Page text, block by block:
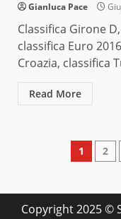
Gianluca Pace
Classifica Girone
classifica Euro
Croazia, classifica
Read More
1 2
Copyright 2025 ©